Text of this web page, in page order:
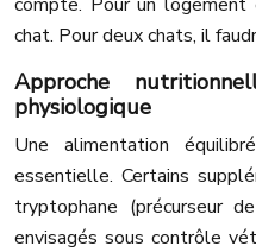
chat. Pour deux chats, il
Approche
physiologique
Une alimentation
essentielle. Certains
tryptophane (précurseur
envisagés sous contrôle